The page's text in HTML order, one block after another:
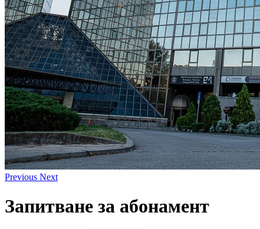
Previous Next
Запитване за абонамент